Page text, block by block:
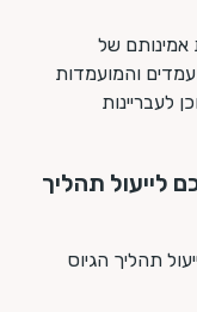
של
והמועמדות
לעבריינות
לייעול תהליך
תהליך הגיוס